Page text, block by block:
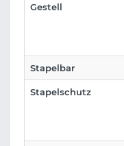
Gestell
Stapelbar
Stapelschutz